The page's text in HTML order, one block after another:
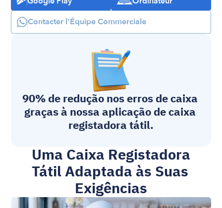
Contacter l'Équipe Commerciale
90% de redução nos erros de caixa
graças à nossa aplicação de caixa
registadora tátil.
Uma Caixa Registadora
Tátil Adaptada às Suas
Exigências